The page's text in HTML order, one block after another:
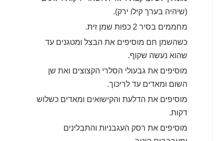
(שיהיה בערך קילו ירק).
מחממים בסיר 2 כפות שמן זית.
כשהשמן חם מוסיפים את הבצל ומטגנים עד
שהוא נעשה שקוף.
מוסיפים את גבעולי הסלרי הקצוצים ואת שן
השום ומאדים עד לריכוך.
מוסיפים את הדלעת והקישואים ומאדים כשלוש
דקות.
מוסיפים את רסק העגבניות והתבלינים